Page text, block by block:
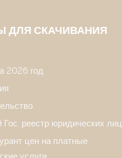
ДЛЯ СКАЧИВАНИЯ
2026 год
реестр юридических лиц
цен на платные